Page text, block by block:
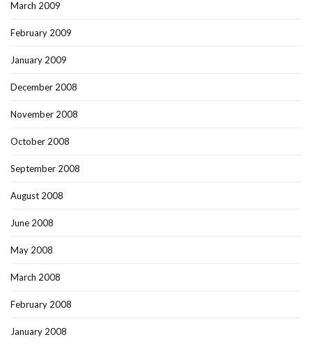
March 2009
February 2009
January 2009
December 2008
November 2008
October 2008
September 2008
August 2008
June 2008
May 2008
March 2008
February 2008
January 2008